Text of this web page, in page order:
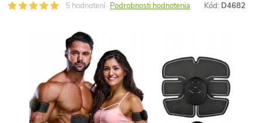
5 hodnotení Podrobnosti hodnotenia Kód: D4682